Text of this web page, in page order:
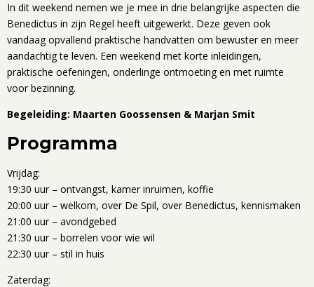
In dit weekend nemen we je mee in drie belangrijke aspecten die
Benedictus in zijn Regel heeft uitgewerkt. Deze geven ook
vandaag opvallend praktische handvatten om bewuster en meer
aandachtig te leven. Een weekend met korte inleidingen,
praktische oefeningen, onderlinge ontmoeting en met ruimte
voor bezinning.
Begeleiding: Maarten Goossensen & Marjan Smit
Programma
Vrijdag:
19:30 uur – ontvangst, kamer inruimen, koffie
20:00 uur – welkom, over De Spil, over Benedictus, kennismaken
21:00 uur – avondgebed
21:30 uur – borrelen voor wie wil
22:30 uur – stil in huis
Zaterdag: